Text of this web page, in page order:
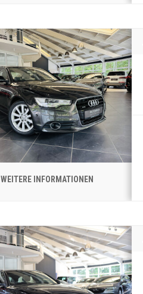
WEITERE INFORMATIONEN